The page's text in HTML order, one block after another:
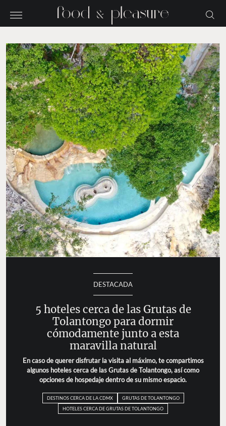
DESTACADA
5 hoteles cerca de las Grutas de
Tolantongo para dormir
cómodamente junto a esta
maravilla natural
En caso de querer disfrutar la visita al máximo, te compartimos
algunos hoteles cerca de las Grutas de Tolantongo, así como
opciones de hospedaje dentro de su mismo espacio.
DESTINOS CERCA DE LA CDMX
GRUTAS DE TOLANTONGO
HOTELES CERCA DE GRUTAS DE TOLANTONGO